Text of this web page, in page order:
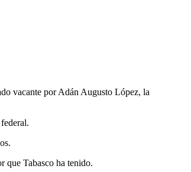
vacante por Adán Augusto López, la
que Tabasco ha tenido.